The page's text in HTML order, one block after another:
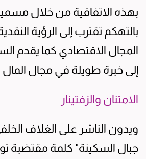
بهذه الاتفاقية من خلال
بالتهكم تقترب إلى الرؤية
المجال الاقتصادي كما يقدم
إلى خبرة طويلة في مجال المال
الامتنان والزفتينار
ويدون الناشر على الغلاف
جبال السكينة" كلمة مقتضبة